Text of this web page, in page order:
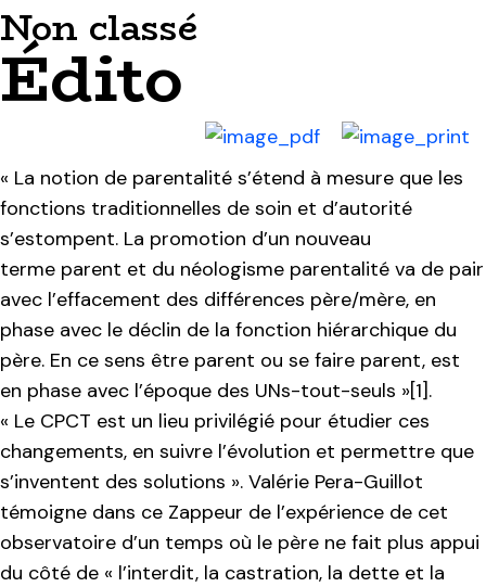
Non classé
Édito
« La notion de parentalité s’étend à mesure que les
fonctions traditionnelles de soin et d’autorité
s’estompent. La promotion d’un nouveau
terme parent et du néologisme parentalité va de pair
avec l’effacement des différences père/mère, en
phase avec le déclin de la fonction hiérarchique du
père. En ce sens être parent ou se faire parent, est
en phase avec l’époque des UNs-tout-seuls »[1].
« Le CPCT est un lieu privilégié pour étudier ces
changements, en suivre l’évolution et permettre que
s’inventent des solutions ». Valérie Pera-Guillot
témoigne dans ce Zappeur de l’expérience de cet
observatoire d’un temps où le père ne fait plus appui
du côté de « l’interdit, la castration, la dette et la